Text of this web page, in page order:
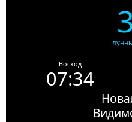
Восход
07:34